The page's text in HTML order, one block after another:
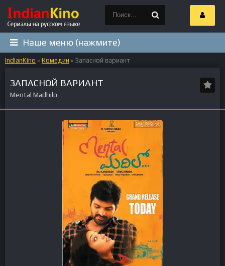
Наше меню (нажмите)
IndianKino » Комедии » Запасной вариант
ЗАПАСНОЙ ВАРИАНТ
Mental Madhilo